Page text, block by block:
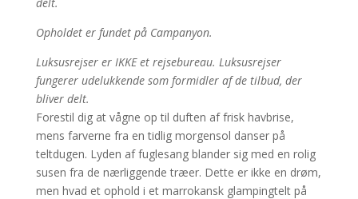
Opholdet er fundet på Campanyon.
Luksusrejser er IKKE et rejsebureau. Luksusrejser
fungerer udelukkende som formidler af de tilbud, der
bliver delt.
Forestil dig at vågne op til duften af frisk havbrise,
mens farverne fra en tidlig morgensol danser på
teltdugen. Lyden af fuglesang blander sig med en rolig
susen fra de nærliggende træer. Dette er ikke en drøm,
men hvad et ophold i et marrokansk glampingtelt på